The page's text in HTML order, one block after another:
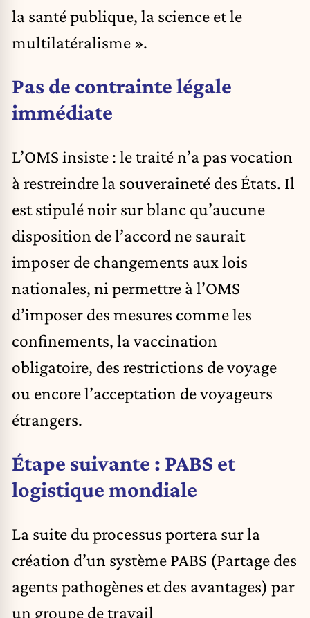
la santé publique, la science et le
multilatéralisme ».
Pas de contrainte légale
immédiate
L’OMS insiste : le traité n’a pas vocation
à restreindre la souveraineté des États. Il
est stipulé noir sur blanc qu’aucune
disposition de l’accord ne saurait
imposer de changements aux lois
nationales, ni permettre à l’OMS
d’imposer des mesures comme les
confinements, la vaccination
obligatoire, des restrictions de voyage
ou encore l’acceptation de voyageurs
étrangers.
Étape suivante : PABS et
logistique mondiale
La suite du processus portera sur la
création d’un système PABS (Partage des
agents pathogènes et des avantages) par
un groupe de travail